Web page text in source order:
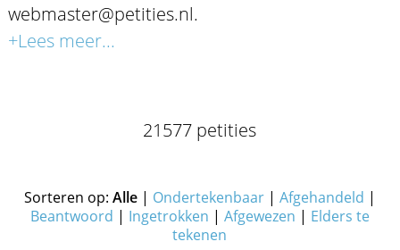
webmaster@petities.nl.
+Lees meer...
21577 petities
Sorteren op: Alle| Ondertekenbaar| Afgehandeld |
Beantwoord | Ingetrokken | Afgewezen | Elders te
tekenen